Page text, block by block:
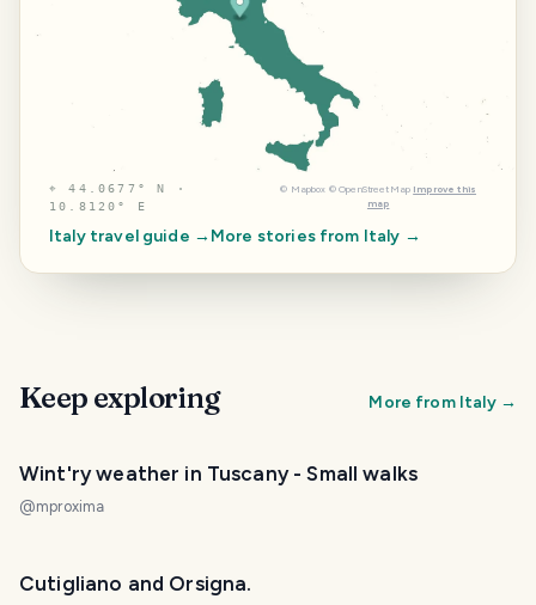
⌖44.0677° N ·
10.8120° E
© Mapbox © OpenStreetMap Improve this
map
Italytravel guide → More stories from Italy →
Keep exploring More from Italy→
Wint'ry weather in Tuscany - Small walks
@mproxima
Cutigliano and Orsigna.